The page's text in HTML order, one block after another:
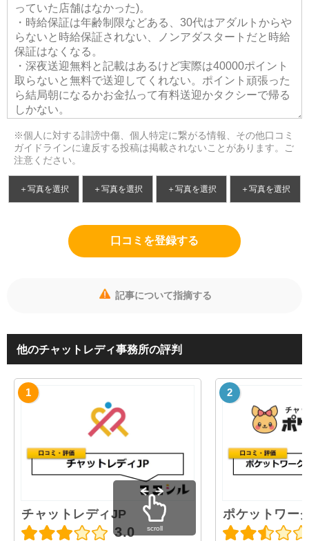
※個人に対する誹謗中傷、個人特定に繋がる情報、その他口コミ
ガイドラインに違反する投稿は掲載されないことがあります。ご
注意ください。
＋写真を選択 ＋写真を選択 ＋写真を選択 ＋写真を選択
口コミを登録する
記事について指摘する
他のチャットレディ事務所の評判
チャットレディJP
3.0
ポケットワー
scroll